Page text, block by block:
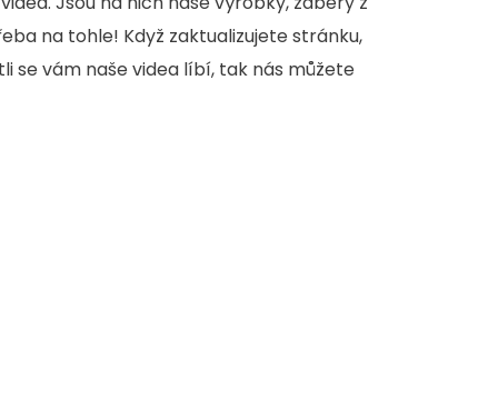
na tohle! Když zaktualizujete stránku,
se vám naše videa líbí, tak nás můžete